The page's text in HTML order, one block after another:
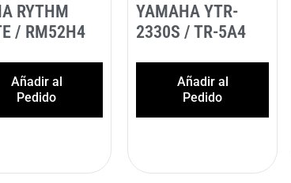
RYTHM
/ RM52H4
Añadir al
Pedido
YAMAHA YTR-
2330S / TR-5A4
Añadir al
Pedido